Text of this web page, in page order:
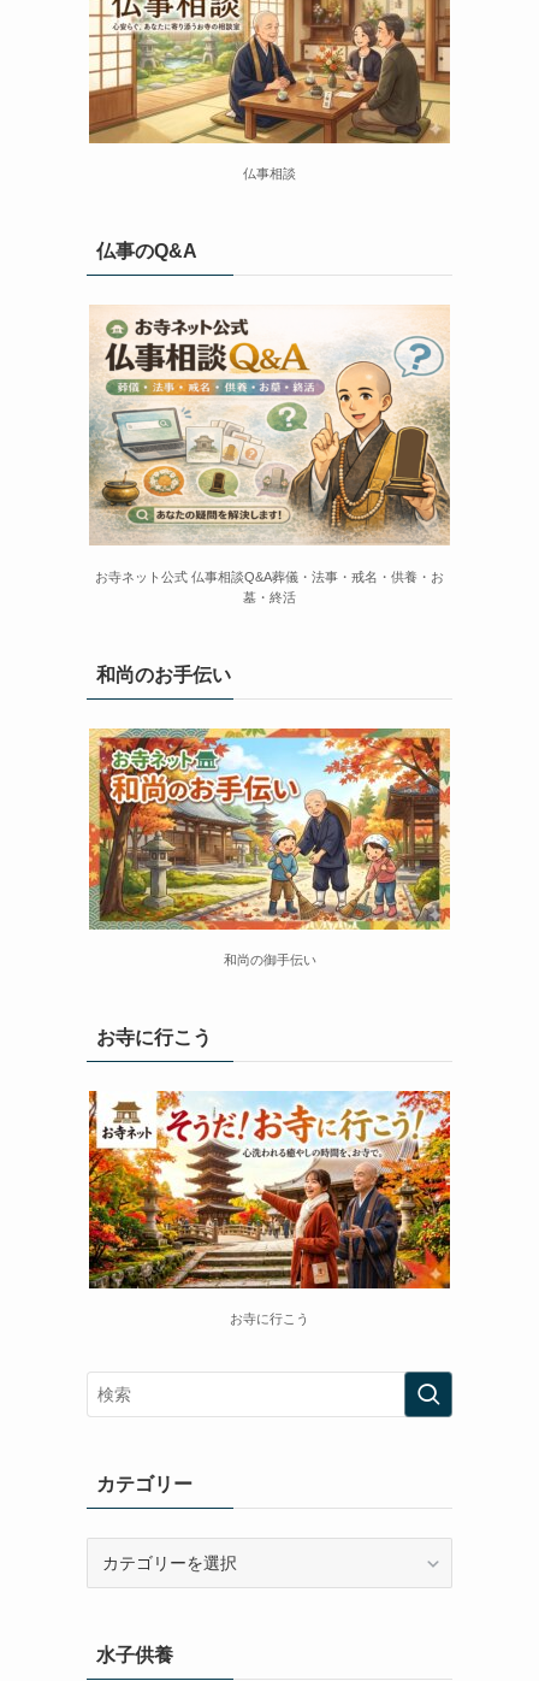
仏事相談
仏事のQ&A
お寺ネット公式 仏事相談Q&A葬儀・法事・戒名・供養・お
墓・終活
和尚のお手伝い
和尚の御手伝い
お寺に行こう
お寺に行こう
カテゴリー
ー水子供養